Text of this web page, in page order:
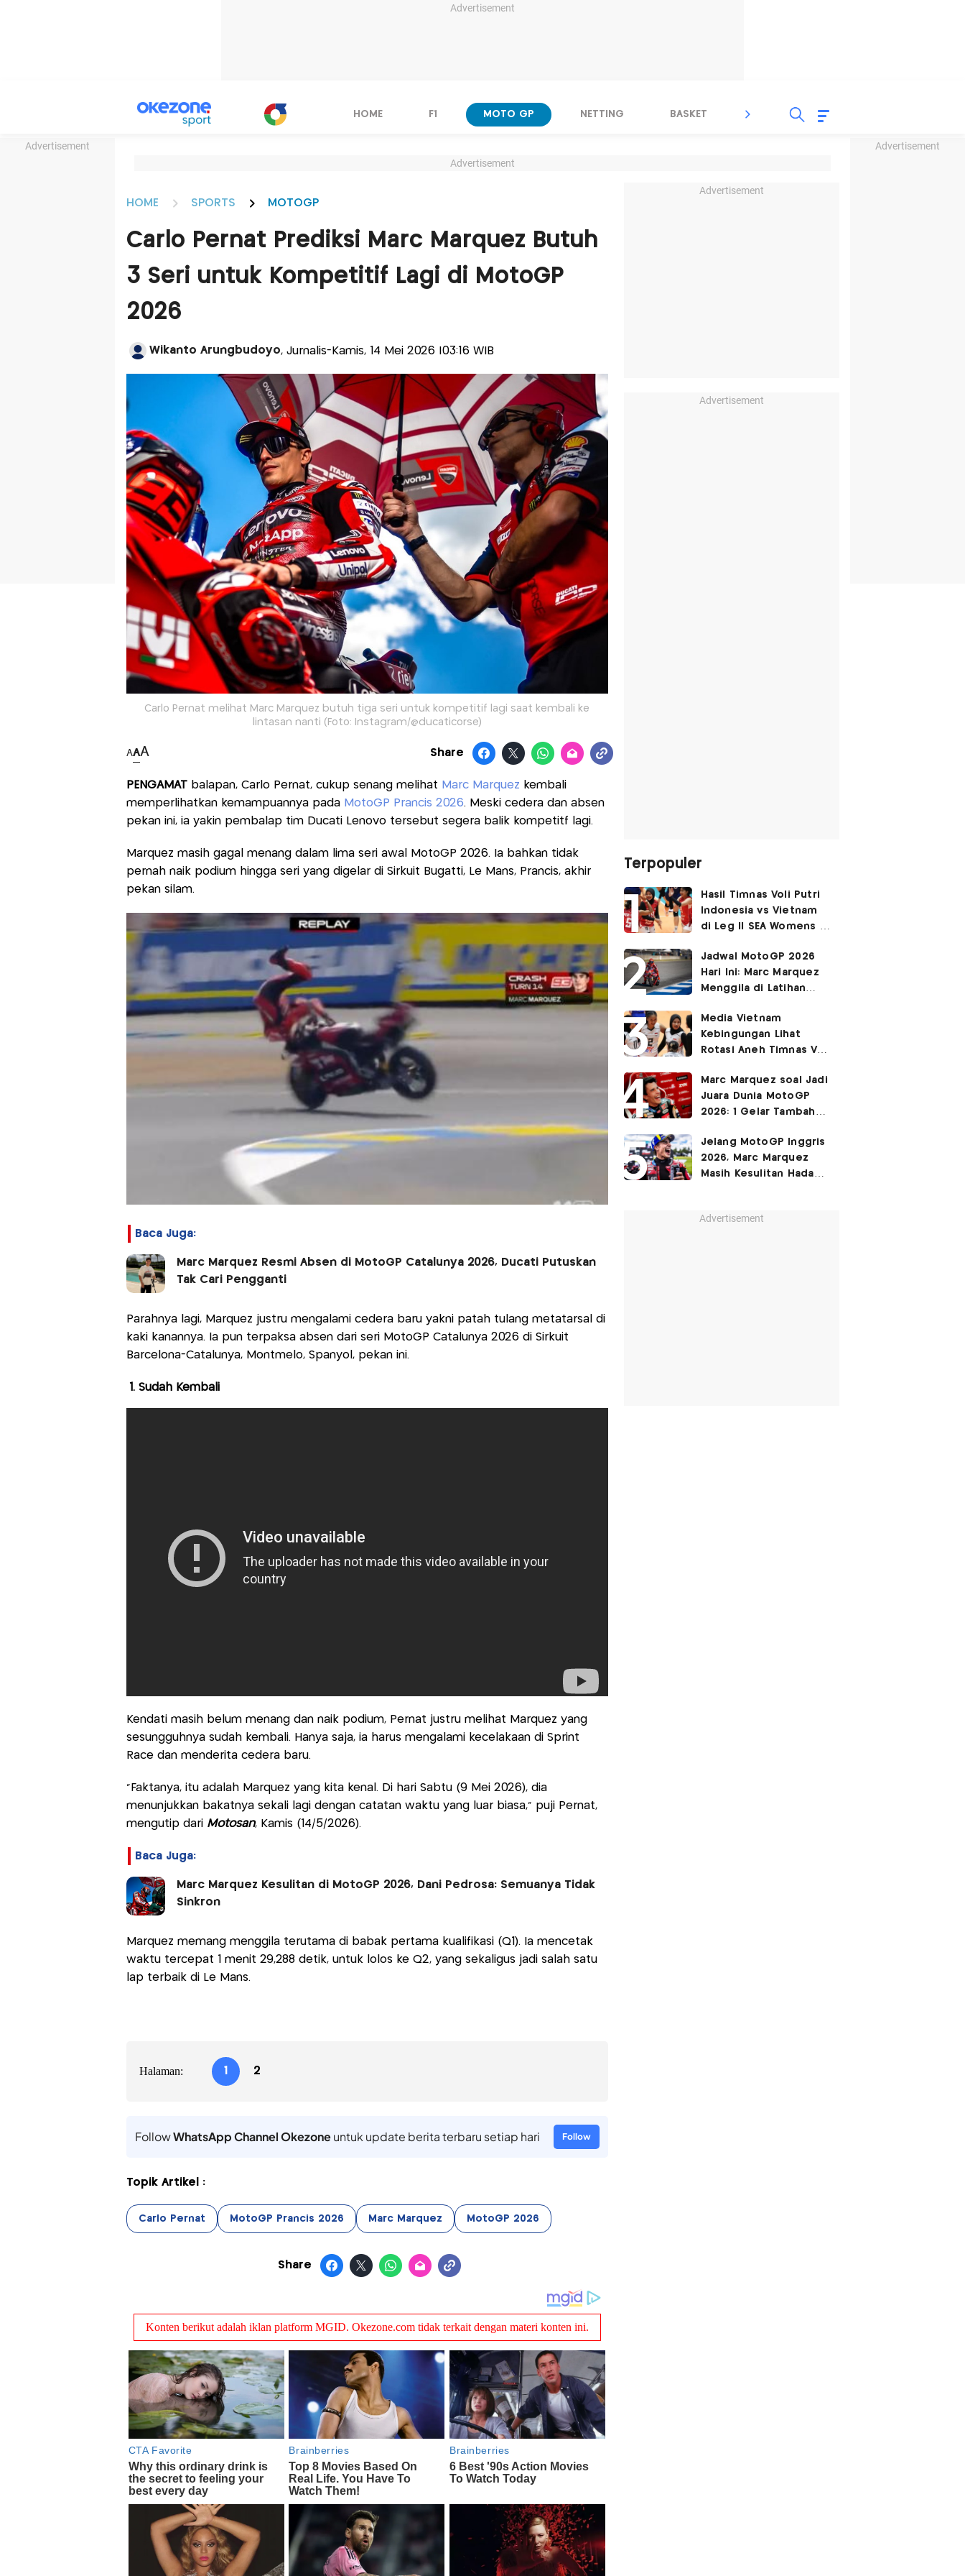
Advertisement
Advertisement Advertisement
HOME F1 MOTO GP NETTING BASKET SPORT LAIN
Advertisement
HOME SPORTS MOTOGP
Carlo Pernat Prediksi Marc Marquez Butuh
3 Seri untuk Kompetitif Lagi di MotoGP
2026
Wikanto Arungbudoyo, Jurnalis-Kamis, 14 Mei 2026 |03:16 WIB
Carlo Pernat melihat Marc Marquez butuh tiga seri untuk kompetitif lagi saat kembali ke
lintasan nanti (Foto: Instagram/@ducaticorse)
AAA Share
PENGAMATbalapan, Carlo Pernat, cukup senang melihat Marc Marquez kembali
memperlihatkan kemampuannya pada MotoGP Prancis 2026. Meski cedera dan absen
pekan ini, ia yakin pembalap tim Ducati Lenovo tersebut segera balik kompetitf lagi.
Marquez masih gagal menang dalam lima seri awal MotoGP 2026. Ia bahkan tidak
pernah naik podium hingga seri yang digelar di Sirkuit Bugatti, Le Mans, Prancis, akhir
pekan silam.
Baca Juga:
Marc Marquez Resmi Absen di MotoGP Catalunya 2026, Ducati Putuskan
Tak Cari Pengganti
Parahnya lagi, Marquez justru mengalami cedera baru yakni patah tulang metatarsal di
kaki kanannya. Ia pun terpaksa absen dari seri MotoGP Catalunya 2026 di Sirkuit
Barcelona-Catalunya, Montmelo, Spanyol, pekan ini.
1. Sudah Kembali
Kendati masih belum menang dan naik podium, Pernat justru melihat Marquez yang
sesungguhnya sudah kembali. Hanya saja, ia harus mengalami kecelakaan di Sprint
Race dan menderita cedera baru.
“Faktanya, itu adalah Marquez yang kita kenal. Di hari Sabtu (9 Mei 2026), dia
menunjukkan bakatnya sekali lagi dengan catatan waktu yang luar biasa,” puji Pernat,
mengutip dari Motosan, Kamis (14/5/2026).
Baca Juga:
Marc Marquez Kesulitan di MotoGP 2026, Dani Pedrosa: Semuanya Tidak
Sinkron
Marquez memang menggila terutama di babak pertama kualifikasi (Q1). Ia mencetak
waktu tercepat 1 menit 29,288 detik, untuk lolos ke Q2, yang sekaligus jadi salah satu
lap terbaik di Le Mans.
Halaman: 1 2
FollowWhatsApp Channel Okezoneuntuk update berita terbaru setiap hari Follow
Topik Artikel :
Carlo Pernat MotoGP Prancis 2026 Marc Marquez MotoGP 2026
Share
Advertisement
Advertisement
Terpopuler
Hasil Timnas Voli Putri
Indonesia vs Vietnam
di Leg II SEA Womens V
Garuda Pertiwi Menang
3-2
Jadwal MotoGP 2026
Hari Ini: Marc Marquez
Menggila di Latihan
Media Vietnam
Kebingungan Lihat
Rotasi Aneh Timnas Voli
SEA Womens V Cup
2026
Marc Marquez soal Jadi
Juara Dunia MotoGP
2026: 1 Gelar Tambahan
Saya
Jelang MotoGP Inggris
2026, Marc Marquez
Masih Kesulitan Hadapi
Advertisement